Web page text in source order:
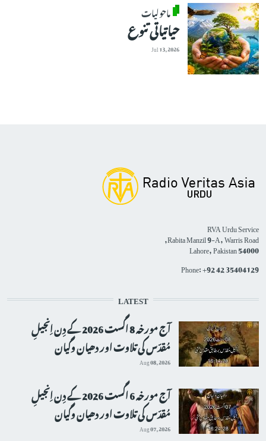
ماحولیات
حیاتیاتی تنوع
Jul 13, 2026
RVA Urdu Service
Rabita Manzil 9-A, Warris Road,
Lahore, Pakistan 54000
Phone: +92 42 35404129
LATEST
آج مورخہ 8 اگست 2026 کے دِن اِنجیلِ
مُقدّس کی تلاوت اور دھیان وگیان
Aug 08, 2026
آج مورخہ 6 اگست 2026 کے دِن اِنجیلِ
مُقدّس کی تلاوت اور دھیان وگیان
Aug 07, 2026